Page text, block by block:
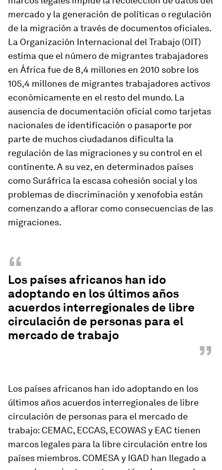
mercado y la generación de políticas o regulación
de la migración a través de documentos oficiales.
La Organización Internacional del Trabajo (OIT)
estima que el número de migrantes trabajadores
en África fue de 8,4 millones en 2010 sobre los
105,4 millones de migrantes trabajadores activos
económicamente en el resto del mundo. La
ausencia de documentación oficial como tarjetas
nacionales de identificación o pasaporte por
parte de muchos ciudadanos dificulta la
regulación de las migraciones y su control en el
continente. A su vez, en determinados países
como Suráfrica la escasa cohesión social y los
problemas de discriminación y xenofobia están
comenzando a aflorar como consecuencias de las
migraciones.
“
Los países africanos han ido
adoptando en los últimos años
acuerdos interregionales de libre
circulación de personas para el
mercado de trabajo
”
Los países africanos han ido adoptando en los
últimos años acuerdos interregionales de libre
circulación de personas para el mercado de
trabajo: CEMAC, ECCAS, ECOWAS y EAC tienen
marcos legales para la libre circulación entre los
países miembros. COMESA y IGAD han llegado a